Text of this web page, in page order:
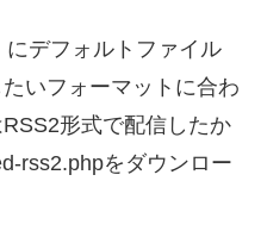
にデフォルトファイル
いフォーマットに合わ
形式で配信したか
rss2.phpをダウンロー